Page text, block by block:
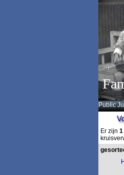
Public
Er zijn 1